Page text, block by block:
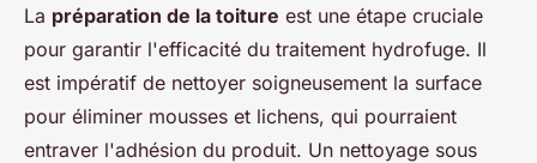
La préparation de la toiture est une étape cruciale
pour garantir l'efficacité du traitement hydrofuge. Il
est impératif de nettoyer soigneusement la surface
pour éliminer mousses et lichens, qui pourraient
entraver l'adhésion du produit. Un nettoyage sous